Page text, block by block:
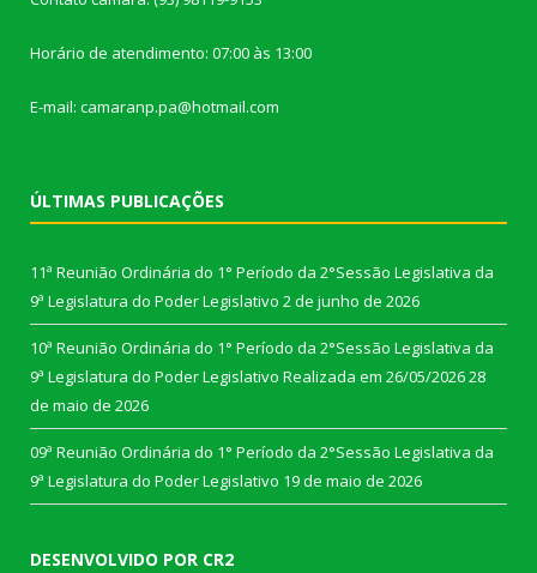
Horário de atendimento: 07:00 às 13:00
E-mail: camaranp.pa@hotmail.com
ÚLTIMAS PUBLICAÇÕES
11ª Reunião Ordinária do 1° Período da 2°Sessão Legislativa da
9ª Legislatura do Poder Legislativo 2 de junho de 2026
10ª Reunião Ordinária do 1° Período da 2°Sessão Legislativa da
9ª Legislatura do Poder Legislativo Realizada em 26/05/202628
de maio de 2026
09ª Reunião Ordinária do 1° Período da 2°Sessão Legislativa da
9ª Legislatura do Poder Legislativo 19 de maio de 2026
DESENVOLVIDO POR CR2